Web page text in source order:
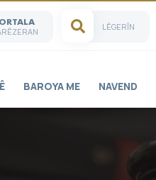
LÊGERÎN
BAROYA ME NAVEND